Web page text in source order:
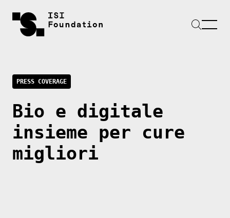
PRESS COVERAGE
Bio e digitale
insieme per cure
migliori